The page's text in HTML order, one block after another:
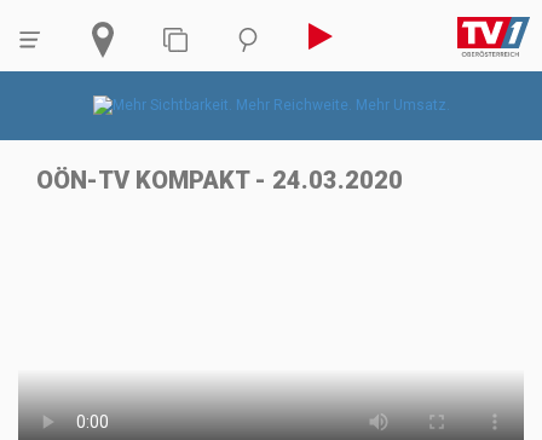
OÖN-TV KOMPAKT - 24.03.2020